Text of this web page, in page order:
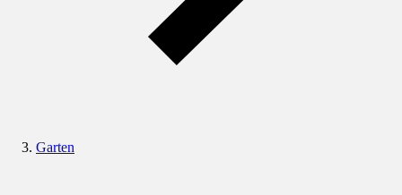
Garten